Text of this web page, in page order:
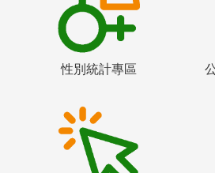
性別統計專區